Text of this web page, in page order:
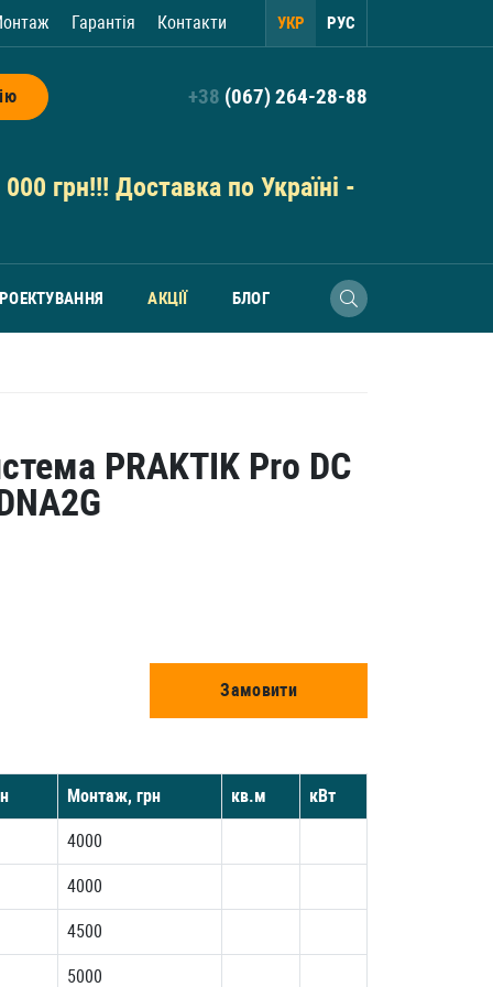
Гарантія Контакти УКР РУС
+38 (067) 264-28-88
грн!!! Доставка по Україні -
АКЦІЇ БЛОГ
PRAKTIK Pro DC
Замовити
Монтаж, грн кв.м кВт
4000
4000
4500
5000